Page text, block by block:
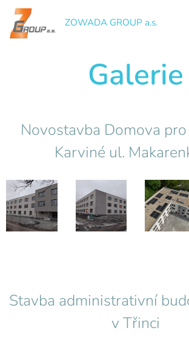
ZOWADA GROUP a.s.
Galerie
Novostavba Domova
Karviné ul.
Stavba administrativní
v Třinci